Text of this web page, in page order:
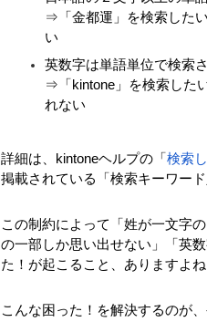
⇒「金都運」を検索した
い
英数字は単語単位で検索
⇒「kintone」を検索した
れない
詳細は、kintoneヘルプの「 検索
掲載されている「検索キーワー
この制約によって「姓が一文字
の一部しか思い出せない」「英
た！が起こること、ありますよね
こんな困った！を解決するのが、